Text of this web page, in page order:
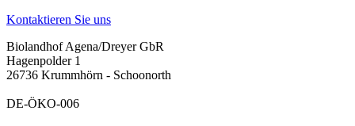
Kontaktieren Sie uns
Biolandhof Agena/Dreyer GbR
Hagenpolder 1
26736 Krummhörn - Schoonorth
DE-ÖKO-006